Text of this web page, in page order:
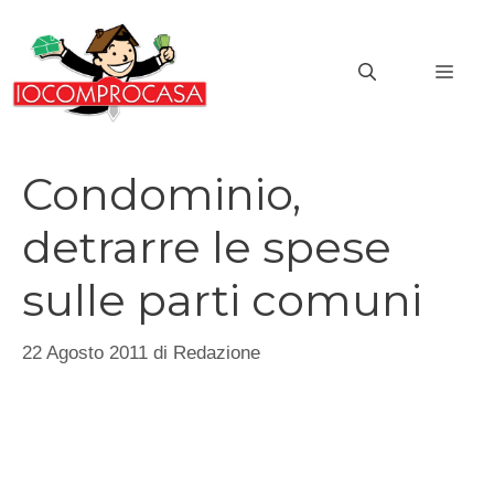
contenuto
Condominio,
detrarre le spese
sulle parti comuni
22 Agosto 2011 di Redazione